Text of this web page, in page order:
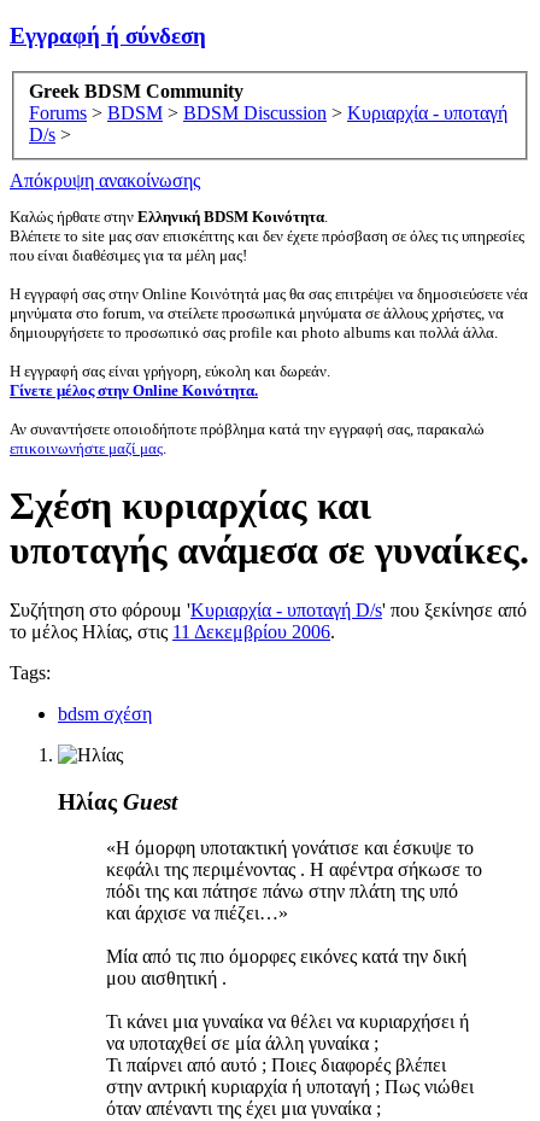
Εγγραφή ή σύνδεση
Greek BDSM Community
Forums > BDSM > BDSM Discussion > Κυριαρχία - υποταγή
D/s >
Απόκρυψη ανακοίνωσης
Καλώς ήρθατε στην Ελληνική BDSM Κοινότητα.
Βλέπετε το site μας σαν επισκέπτης και δεν έχετε πρόσβαση σε όλες τις υπηρεσίες
που είναι διαθέσιμες για τα μέλη μας!
Η εγγραφή σας στην Online Κοινότητά μας θα σας επιτρέψει να δημοσιεύσετε νέα
μηνύματα στο forum, να στείλετε προσωπικά μηνύματα σε άλλους χρήστες, να
δημιουργήσετε το προσωπικό σας profile και photo albums και πολλά άλλα.
Η εγγραφή σας είναι γρήγορη, εύκολη και δωρεάν.
Γίνετε μέλος στην Online Κοινότητα.
Αν συναντήσετε οποιοδήποτε πρόβλημα κατά την εγγραφή σας, παρακαλώ
επικοινωνήστε μαζί μας.
Σχέση κυριαρχίας και
υποταγής ανάμεσα σε γυναίκες.
Συζήτηση στο φόρουμ 'Κυριαρχία - υποταγή D/s' που ξεκίνησε από
το μέλος Ηλίας, στις 11 Δεκεμβρίου 2006.
Tags:
bdsm σχέση
Ηλίας Guest
«Η όμορφη υποτακτική γονάτισε και έσκυψε το
κεφάλι της περιμένοντας . Η αφέντρα σήκωσε το
πόδι της και πάτησε πάνω στην πλάτη της υπό
και άρχισε να πιέζει…»
Μία από τις πιο όμορφες εικόνες κατά την δική
μου αισθητική .
Τι κάνει μια γυναίκα να θέλει να κυριαρχήσει ή
να υποταχθεί σε μία άλλη γυναίκα ;
Τι παίρνει από αυτό ; Ποιες διαφορές βλέπει
στην αντρική κυριαρχία ή υποταγή ; Πως νιώθει
όταν απέναντι της έχει μια γυναίκα ;